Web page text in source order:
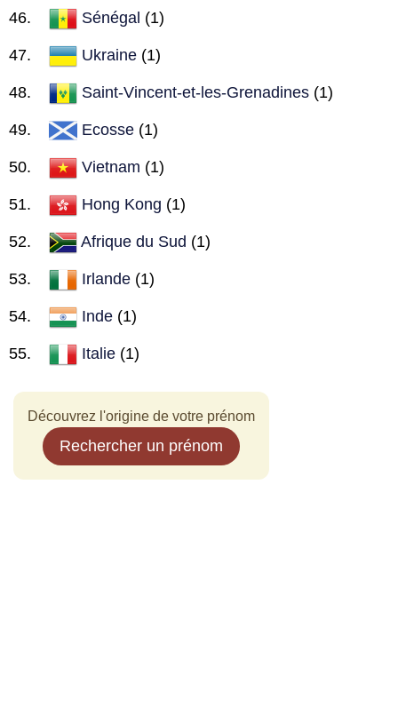
Sénégal (1)
Ukraine (1)
Saint-Vincent-et-les-Grenadines (1)
Ecosse (1)
Vietnam (1)
Hong Kong (1)
Afrique du Sud (1)
Irlande (1)
Inde (1)
Italie (1)
Découvrez l'origine de votre prénom
Rechercher un prénom